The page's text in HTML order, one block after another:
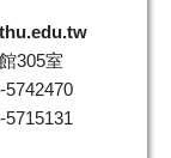
305室